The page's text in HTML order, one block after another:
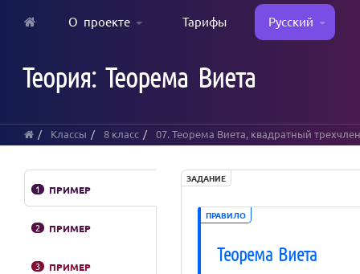
content
О проекте Тарифы Русский
Теория: Теорема Виета
Классы 8 класс 07. Теорема Виета, квадратный трехчлен
1 ПРИМЕР
2 ПРИМЕР
3 ПРИМЕР
ЗАДАНИЕ
ПРАВИЛО
Теорема Виета